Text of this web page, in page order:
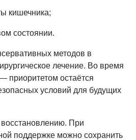
кишечника;
состоянии.
методов в
лечение. Во время
приоритетом остаётся
условий для будущих
При
поддержке можно сохранить